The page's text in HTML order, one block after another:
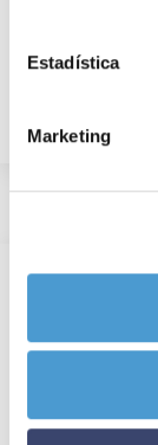
Estadística
Marketing